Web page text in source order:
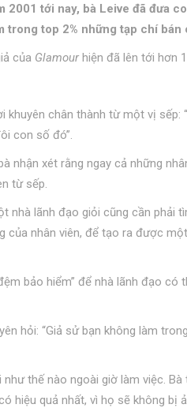
tới nay, bà Leive đã đưa
top 2% những tạp chí bán
của Glamour hiện đã lên tới hơn
chân thành từ một vị sếp:
con số đó”.
nhận xét rằng ngay cả những
từ sếp.
nhà lãnh đạo giỏi cũng cần phải
của nhân viên, để tạo ra được
bảo hiểm” để nhà lãnh đạo có
hỏi: “Giả sử bạn không làm
thế nào ngoài giờ làm việc.
hiệu quả nhất, vì họ sẽ không bị